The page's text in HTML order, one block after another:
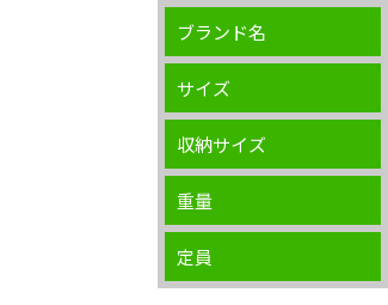
ブランド名
サイズ
収納サイズ
重量
定員